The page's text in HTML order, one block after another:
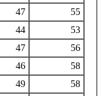
47
55
44
53
47
56
46
58
49
58